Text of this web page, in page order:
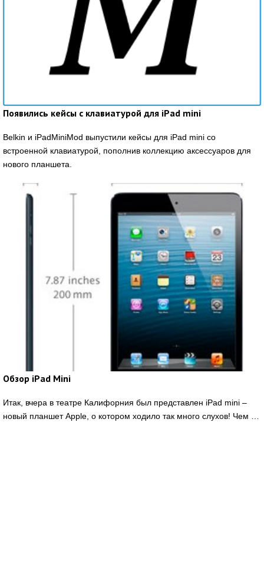
Появились кейсы с клавиатурой для iPad mini
Belkin и iPadMiniMod выпустили кейсы для iPad mini со
встроенной клавиатурой, пополнив коллекцию аксессуаров для
нового планшета.
Обзор iPad Mini
Итак, вчера в театре Калифорния был представлен iPad mini –
новый планшет Apple, о котором ходило так много слухов! Чем …